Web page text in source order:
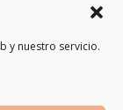
y nuestro servicio.